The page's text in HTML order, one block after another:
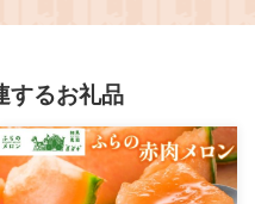
するお礼品